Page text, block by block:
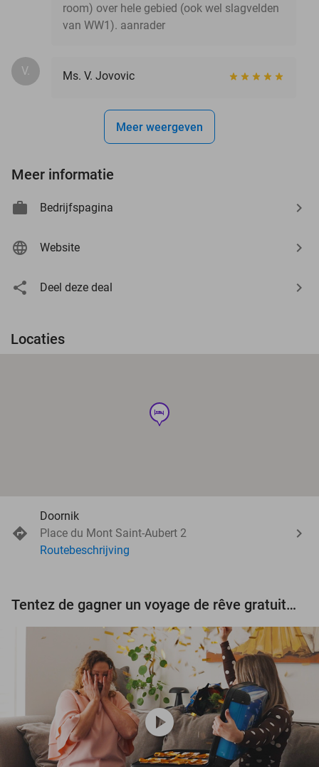
room) over hele gebied (ook wel slagvelden
van WW1). aanrader
V. Ms. V. Jovovic
Meer weergeven
Meer informatie
Bedrijfspagina
Website
Deel deze deal
Locaties
hotel
Doornik
Place du Mont Saint-Aubert 2
Routebeschrijving
Tentez de gagner un voyage de rêve gratuit d'une valeur de 3.000 € !
play_circle